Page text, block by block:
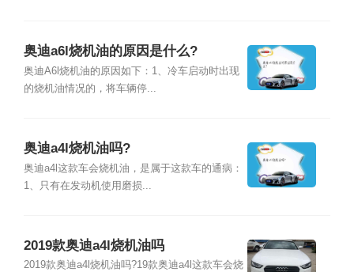
奥迪a6l烧机油的原因是什么?
奥迪A6l烧机油的原因如下：1、冷车启动时出现
的烧机油情况的，将车辆停...
奥迪a4l烧机油吗?
奥迪a4l这款车会烧机油，是属于这款车的通病：
1、只有在发动机使用磨损...
2019款奥迪a4l烧机油吗
2019款奥迪a4l烧机油吗?19款奥迪a4l这款车会烧